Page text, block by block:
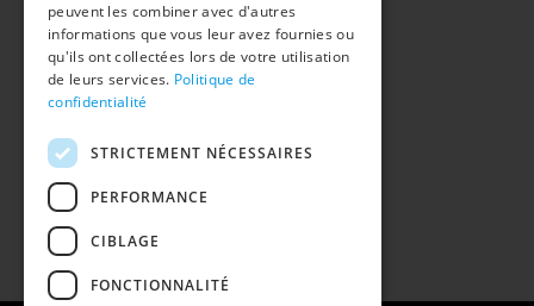
COORDONNEES
CP 592
CH-1701 Fribourg
peuvent les combiner avec d'autres
informations que vous leur avez fournies ou
qu'ils ont collectées lors de votre utilisation
de leurs services. Politique de
confidentialité
STRICTEMENT NÉCESSAIRES
PERFORMANCE
CIBLAGE
FONCTIONNALITÉ